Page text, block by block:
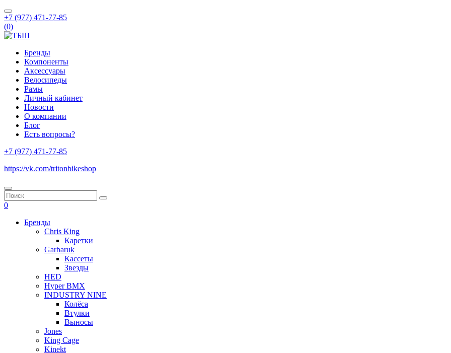
+7 (977) 471-77-85
(0)
Бренды
Компоненты
Аксессуары
Велосипеды
Рамы
Личный кабинет
Новости
О компании
Блог
Есть вопросы?
+7 (977) 471-77-85
https://vk.com/tritonbikeshop
0
Бренды
Chris King
Каретки
Garbaruk
Кассеты
Звезды
HED
Hyper BMX
INDUSTRY NINE
Колёса
Втулки
Выносы
Jones
King Cage
Kinekt